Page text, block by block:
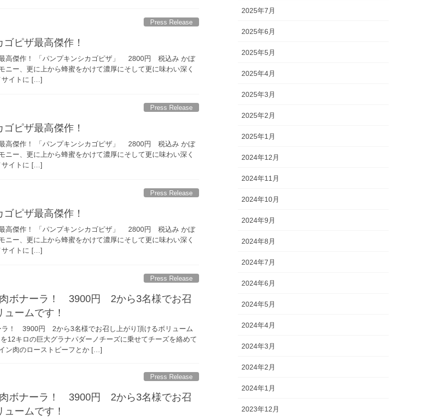
Press Release
ピザ最高傑作！
高傑作！ 「パンプキンシカゴピザ」 2800円 税込み かぼ
ニー、更に上から蜂蜜をかけて濃厚にそして更に味わい深く
サイトに […]
Press Release
ピザ最高傑作！
高傑作！ 「パンプキンシカゴピザ」 2800円 税込み かぼ
ニー、更に上から蜂蜜をかけて濃厚にそして更に味わい深く
サイトに […]
Press Release
ピザ最高傑作！
高傑作！ 「パンプキンシカゴピザ」 2800円 税込み かぼ
ニー、更に上から蜂蜜をかけて濃厚にそして更に味わい深く
サイトに […]
Press Release
ボナーラ！ 3900円 2から3名様でお召
ームです！
ラ！ 3900円 2から3名様でお召し上がり頂けるボリューム
12キロの巨大グラナパダーノチーズに乗せてチーズを絡めて
ン肉のローストビーフとか […]
Press Release
ボナーラ！ 3900円 2から3名様でお召
ームです！
2025年7月
2025年6月
2025年5月
2025年4月
2025年3月
2025年2月
2025年1月
2024年12月
2024年11月
2024年10月
2024年9月
2024年8月
2024年7月
2024年6月
2024年5月
2024年4月
2024年3月
2024年2月
2024年1月
2023年12月